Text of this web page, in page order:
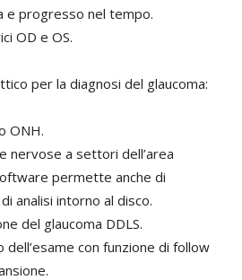
e progresso nel tempo.
OD e OS.
per la diagnosi del glaucoma:
ONH.
nervose a settori dell’area
permette anche di
analisi intorno al disco.
del glaucoma DDLS.
con funzione di follow